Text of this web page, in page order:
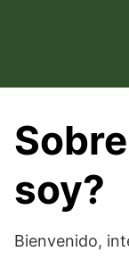
soy?
Bienvenido,